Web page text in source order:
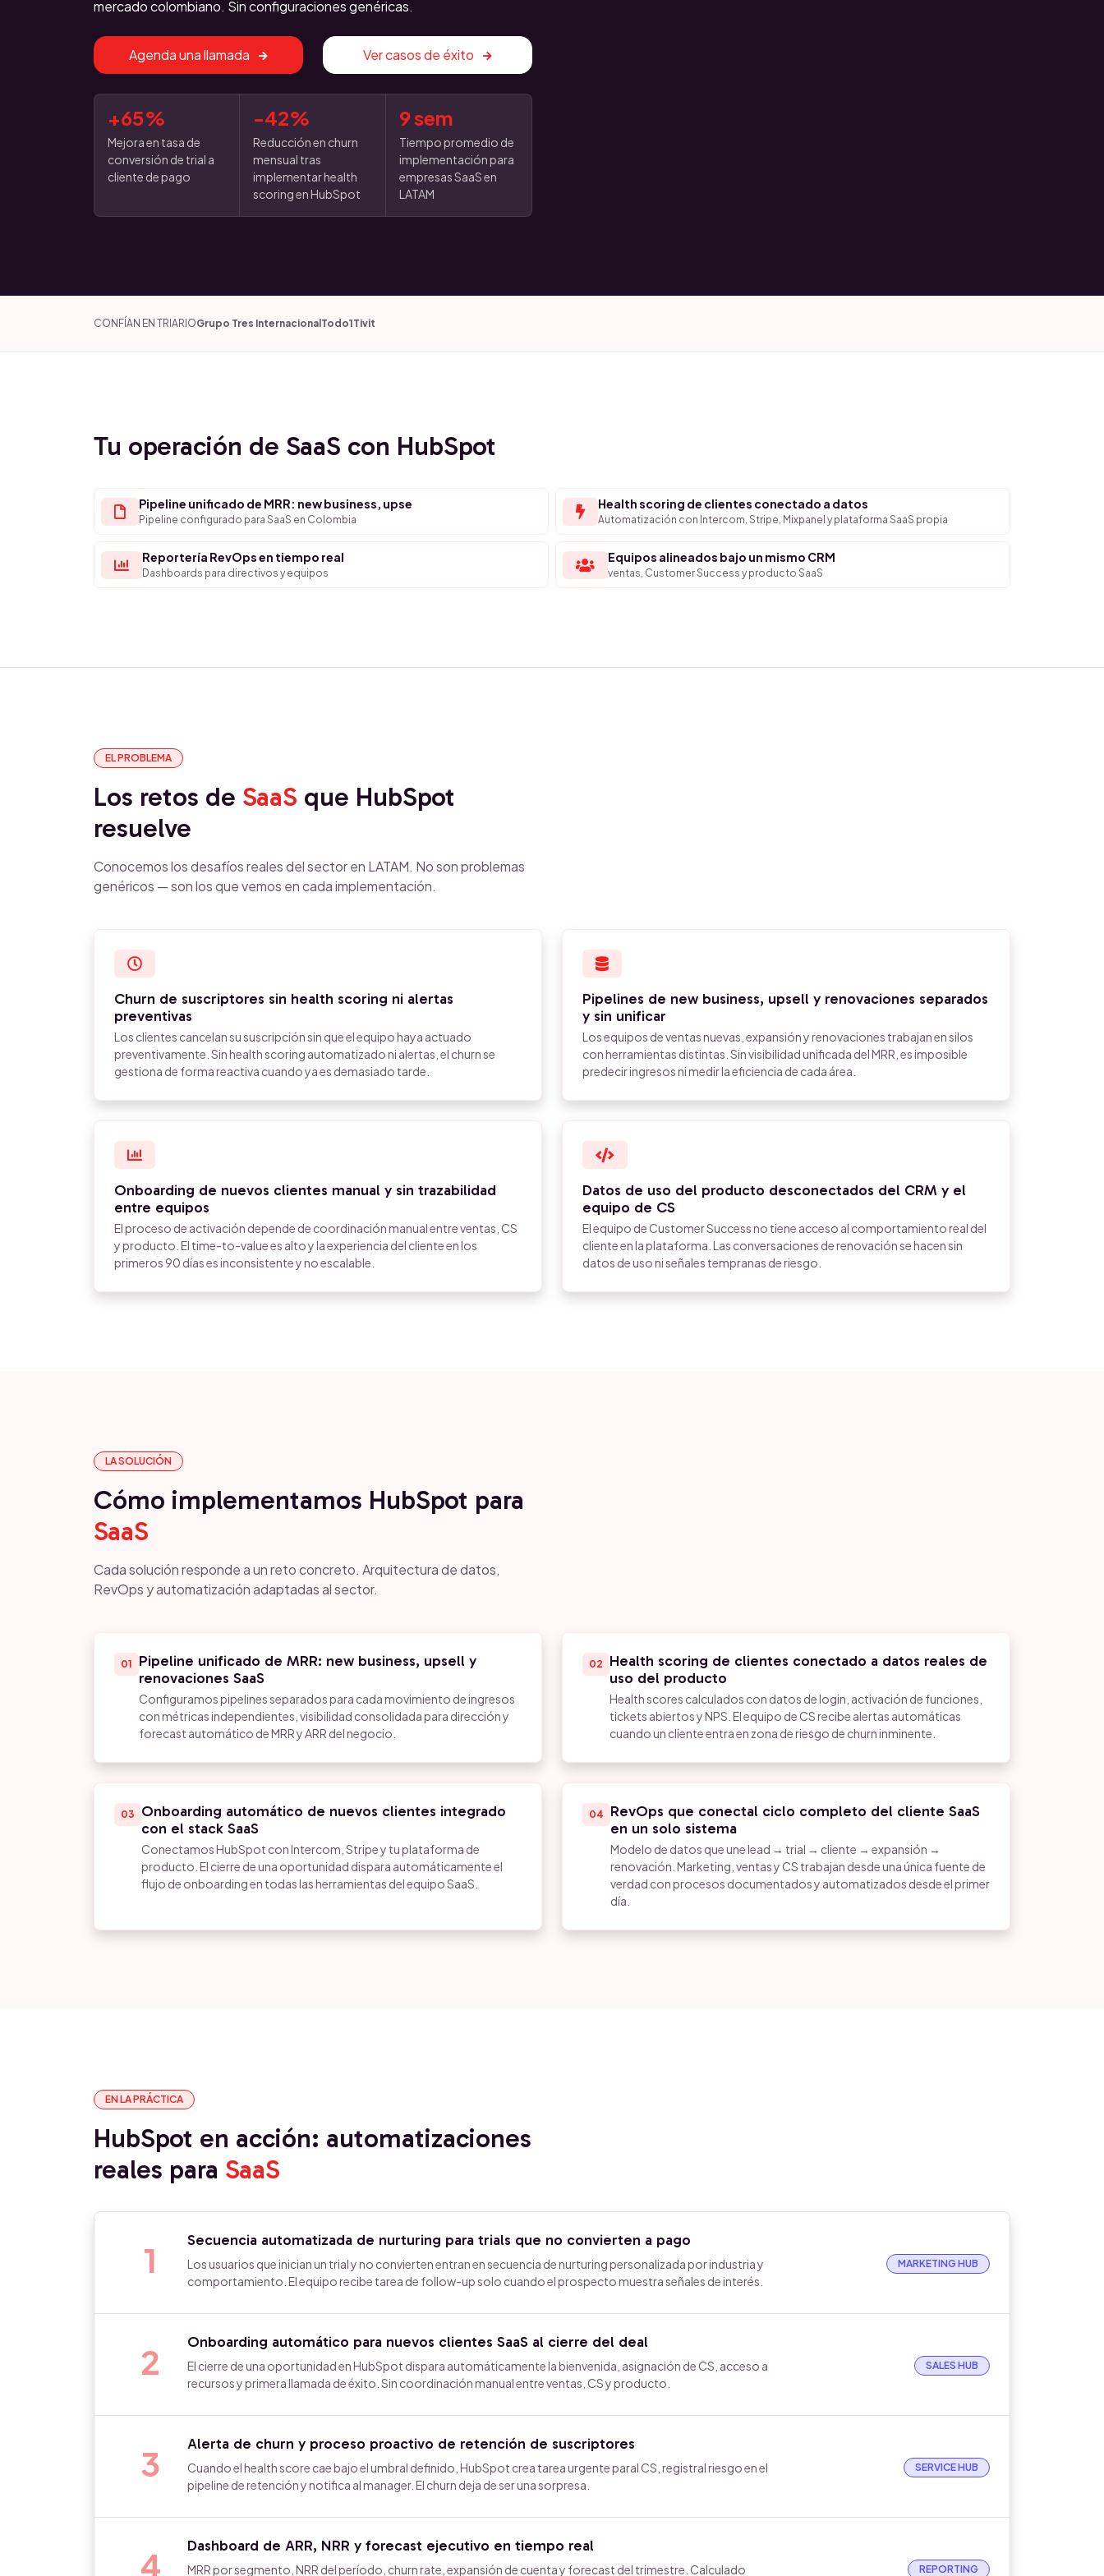
mercado colombiano. Sin configuraciones genéricas.
Agenda una llamada Ver casos de éxito
+65%
Mejora en tasa de
conversión de trial a
cliente de pago
-42%
Reducción en churn
mensual tras
implementar health
scoring en HubSpot
9 sem
Tiempo promedio de
implementación para
empresas SaaS en
LATAM
CONFÍAN EN TRIARIOGrupo Tres Internacional Todo1Tivit
Tu operación de SaaS con HubSpot
Pipeline unificado de MRR: new business, upse
Pipeline configurado para SaaS en Colombia
Health scoring de clientes conectado a datos
Automatización con Intercom, Stripe, Mixpanel y plataforma SaaS propia
Reportería RevOps en tiempo real
Dashboards para directivos y equipos
Equipos alineados bajo un mismo CRM
ventas, Customer Success y producto SaaS
EL PROBLEMA
Los retos de SaaS que HubSpot
resuelve
Conocemos los desafíos reales del sector en LATAM. No son problemas
genéricos — son los que vemos en cada implementación.
Churn de suscriptores sin health scoring ni alertas
preventivas
Los clientes cancelan su suscripción sin que el equipo haya actuado
preventivamente. Sin health scoring automatizado ni alertas, el churn se
gestiona de forma reactiva cuando ya es demasiado tarde.
Pipelines de new business, upsell y renovaciones separados
y sin unificar
Los equipos de ventas nuevas, expansión y renovaciones trabajan en silos
con herramientas distintas. Sin visibilidad unificada del MRR, es imposible
predecir ingresos ni medir la eficiencia de cada área.
Onboarding de nuevos clientes manual y sin trazabilidad
entre equipos
El proceso de activación depende de coordinación manual entre ventas, CS
y producto. El time-to-value es alto y la experiencia del cliente en los
primeros 90 días es inconsistente y no escalable.
Datos de uso del producto desconectados del CRM y el
equipo de CS
El equipo de Customer Success no tiene acceso al comportamiento real del
cliente en la plataforma. Las conversaciones de renovación se hacen sin
datos de uso ni señales tempranas de riesgo.
LA SOLUCIÓN
Cómo implementamos HubSpot para
SaaS
Cada solución responde a un reto concreto. Arquitectura de datos,
RevOps y automatización adaptadas al sector.
01
Pipeline unificado de MRR: new business, upsell y
renovaciones SaaS
Configuramos pipelines separados para cada movimiento de ingresos
con métricas independientes, visibilidad consolidada para dirección y
forecast automático de MRR y ARR del negocio.
02
Health scoring de clientes conectado a datos reales de
uso del producto
Health scores calculados con datos de login, activación de funciones,
tickets abiertos y NPS. El equipo de CS recibe alertas automáticas
cuando un cliente entra en zona de riesgo de churn inminente.
03
Onboarding automático de nuevos clientes integrado
con el stack SaaS
Conectamos HubSpot con Intercom, Stripe y tu plataforma de
producto. El cierre de una oportunidad dispara automáticamente el
flujo de onboarding en todas las herramientas del equipo SaaS.
04
RevOps que conectal ciclo completo del cliente SaaS
en un solo sistema
Modelo de datos que une lead → trial → cliente → expansión →
renovación. Marketing, ventas y CS trabajan desde una única fuente de
verdad con procesos documentados y automatizados desde el primer
día.
EN LA PRÁCTICA
HubSpot en acción: automatizaciones
reales para SaaS
1 Secuencia automatizada de nurturing para trials que no convierten a pago
Los usuarios que inician un trial y no convierten entran en secuencia de nurturing personalizada por industria y
comportamiento. El equipo recibe tarea de follow-up solo cuando el prospecto muestra señales de interés.
MARKETING HUB
2 Onboarding automático para nuevos clientes SaaS al cierre del deal
El cierre de una oportunidad en HubSpot dispara automáticamente la bienvenida, asignación de CS, acceso a
recursos y primera llamada de éxito. Sin coordinación manual entre ventas, CS y producto.
SALES HUB
3 Alerta de churn y proceso proactivo de retención de suscriptores
Cuando el health score cae bajo el umbral definido, HubSpot crea tarea urgente paral CS, registral riesgo en el
pipeline de retención y notifica al manager. El churn deja de ser una sorpresa.
SERVICE HUB
4 Dashboard de ARR, NRR y forecast ejecutivo en tiempo real
MRR por segmento, NRR del período, churn rate, expansión de cuenta y forecast del trimestre. Calculado REPORTING